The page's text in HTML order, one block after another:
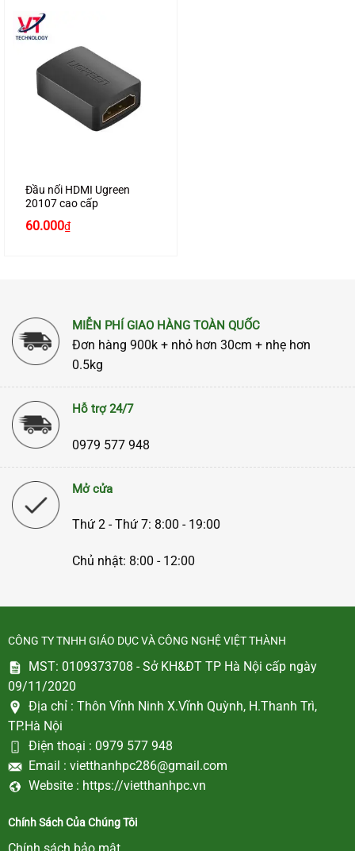
Đầu nối HDMI Ugreen
20107 cao cấp
60.000₫
MIỄN PHÍ GIAO HÀNG TOÀN QUỐC
Đơn hàng 900k + nhỏ hơn 30cm + nhẹ hơn
0.5kg
Hỗ trợ 24/7
0979 577 948
Mở cửa
Thứ 2 - Thứ 7: 8:00 - 19:00
Chủ nhật: 8:00 - 12:00
CÔNG TY TNHH GIÁO DỤC VÀ CÔNG NGHỆ VIỆT THÀNH
MST: 0109373708 - Sở KH&ĐT TP Hà Nội cấp ngày
09/11/2020
Địa chỉ : Thôn Vĩnh Ninh X.Vĩnh Quỳnh, H.Thanh Trì,
TP.Hà Nội
Điện thoại : 0979 577 948
Email : vietthanhpc286@gmail.com
Website : https://vietthanhpc.vn
Chính Sách Của Chúng Tôi